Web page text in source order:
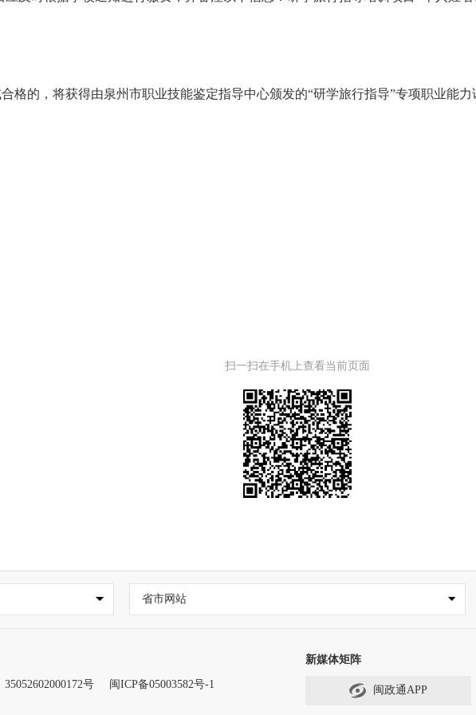
的，将获得由泉州市职业技能鉴定指导中心颁发的“研学旅行指导”专项职业能
扫一扫在手机上查看当前页面
省市网站
号 闽ICP备05003582号-1
新媒体矩阵
闽政通APP